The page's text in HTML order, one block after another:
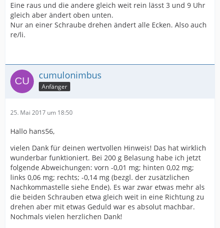
Eine raus und die andere gleich weit rein lässt 3 und 9 Uhr
gleich aber ändert oben unten.
Nur an einer Schraube drehen ändert alle Ecken. Also auch
re/li.
cumulonimbus
Anfänger
25. Mai 2017 um 18:50
Hallo hans56,
vielen Dank für deinen wertvollen Hinweis! Das hat wirklich
wunderbar funktioniert. Bei 200 g Belasung habe ich jetzt
folgende Abweichungen: vorn -0,01 mg; hinten 0,02 mg;
links 0,06 mg; rechts; -0,14 mg (bezgl. der zusätzlichen
Nachkommastelle siehe Ende). Es war zwar etwas mehr als
die beiden Schrauben etwa gleich weit in eine Richtung zu
drehen aber mit etwas Geduld war es absolut machbar.
Nochmals vielen herzlichen Dank!